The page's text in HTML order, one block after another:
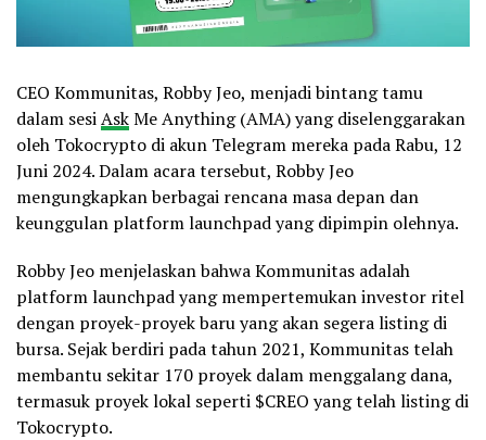
CEO Kommunitas, Robby Jeo, menjadi bintang tamu
dalam sesiAskMe Anything (AMA) yang diselenggarakan
oleh Tokocrypto di akun Telegram mereka pada Rabu, 12
Juni 2024. Dalam acara tersebut, Robby Jeo
mengungkapkan berbagai rencana masa depan dan
keunggulan platform launchpad yang dipimpin olehnya.
Robby Jeo menjelaskan bahwa Kommunitas adalah
platform launchpad yang mempertemukan investor ritel
dengan proyek-proyek baru yang akan segera listing di
bursa. Sejak berdiri pada tahun 2021, Kommunitas telah
membantu sekitar 170 proyek dalam menggalang dana,
termasuk proyek lokal seperti $CREO yang telah listing di
Tokocrypto.